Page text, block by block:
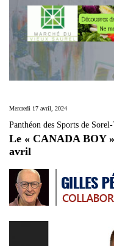
Mercredi 17 avril, 2024
Panthéon des Sports de
Le « CANADA BOY
avril